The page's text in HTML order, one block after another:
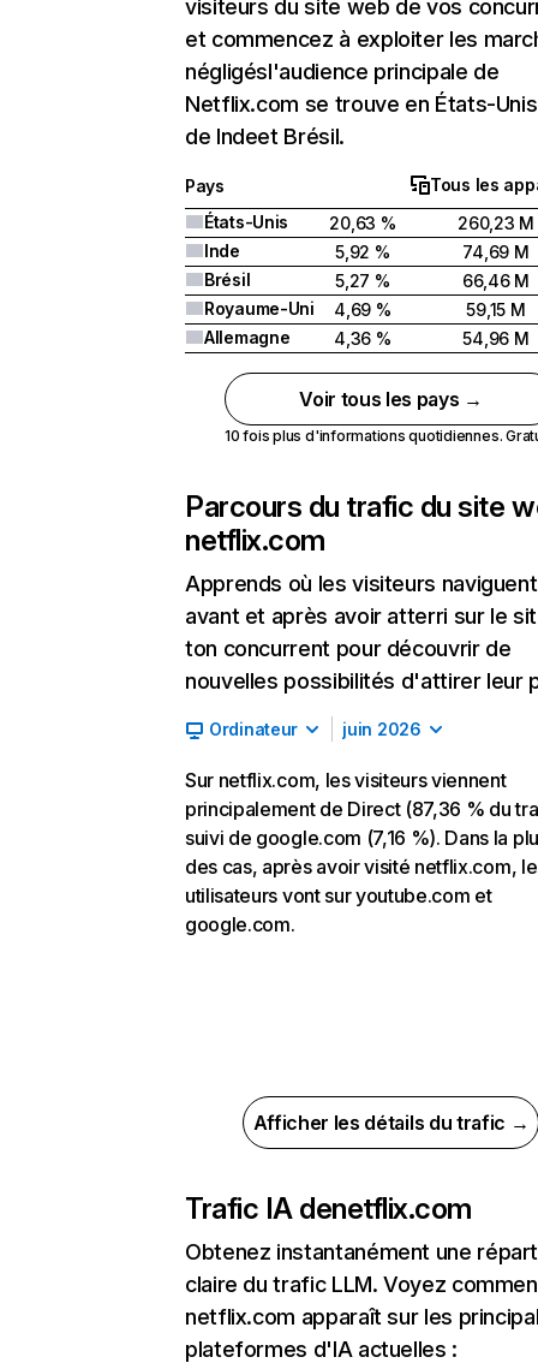
visiteurs du site web de vos
et commencez à exploiter les
négligésl'audience principale de
Netflix.com se trouve en États-
de Indeet Brésil.
Pays
Tous les
États-Unis
20,63 %
260,23 M
Inde
5,92 %
74,69 M
Brésil
5,27 %
66,46 M
Royaume-Uni
4,69 %
59,15 M
Allemagne
4,36 % 54,96 M
Voir tous les pays →
10 fois plus d'informations quotidiennes.
Parcours du trafic du site
netflix.com
Apprends où les visiteurs naviguent
avant et après avoir atterri sur le
ton concurrent pour découvrir de
nouvelles possibilités d'attirer leur
Ordinateur juin 2026
Sur netflix.com, les visiteurs viennent
principalement de Direct (87,36 % du
suivi de google.com (7,16 %). Dans la
des cas, après avoir visité netflix.com,
utilisateurs vont sur youtube.com et
google.com.
Afficher les détails du trafic →
Trafic IA denetflix.com
Obtenez instantanément une
claire du trafic LLM. Voyez
netflix.com apparaît sur les
plateformes d'IA actuelles :